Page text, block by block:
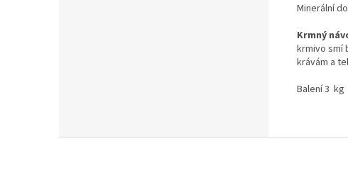
Minerální
Krmný
krmivo smí
krávám a
Balení 3 kg